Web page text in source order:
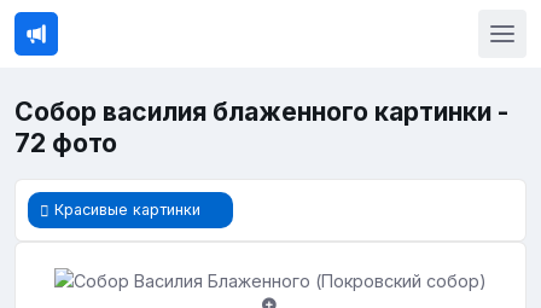
Собор василия блаженного картинки -
72 фото
Красивые картинки